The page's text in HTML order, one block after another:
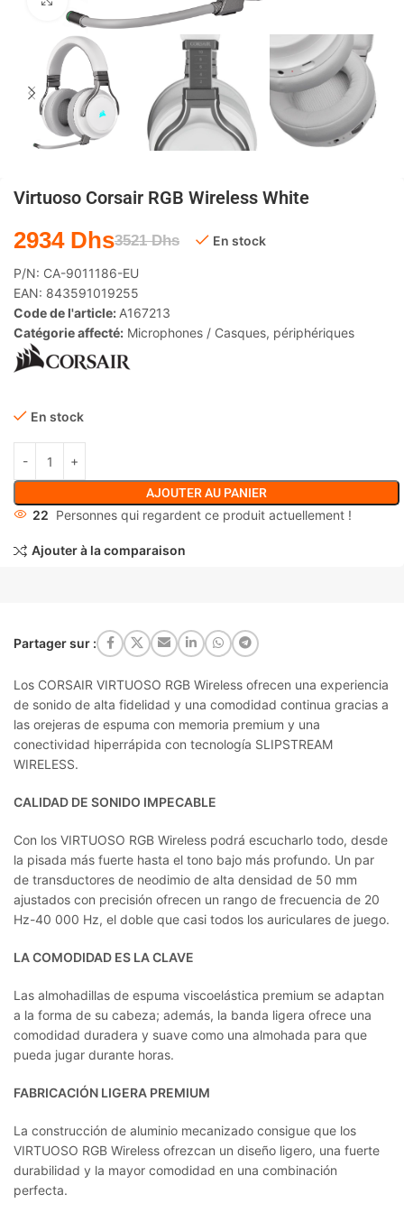
Virtuoso Corsair RGB Wireless White
3521Dhs
2934 Dhs En stock
P/N: CA-9011186-EU
EAN: 843591019255
Code de l'article: A167213
Catégorie affecté: Microphones / Casques, périphériques
En stock
AJOUTER AU PANIER
22 Personnes qui regardent ce produit actuellement !
Ajouter à la comparaison
Partager sur :
Los CORSAIR VIRTUOSO RGB Wireless ofrecen una experiencia
de sonido de alta fidelidad y una comodidad continua gracias a
las orejeras de espuma con memoria premium y una
conectividad hiperrápida con tecnología SLIPSTREAM
WIRELESS.
CALIDAD DE SONIDO IMPECABLE
Con los VIRTUOSO RGB Wireless podrá escucharlo todo, desde
la pisada más fuerte hasta el tono bajo más profundo. Un par
de transductores de neodimio de alta densidad de 50 mm
ajustados con precisión ofrecen un rango de frecuencia de 20
Hz-40 000 Hz, el doble que casi todos los auriculares de juego.
LA COMODIDAD ES LA CLAVE
Las almohadillas de espuma viscoelástica premium se adaptan
a la forma de su cabeza; además, la banda ligera ofrece una
comodidad duradera y suave como una almohada para que
pueda jugar durante horas.
FABRICACIÓN LIGERA PREMIUM
La construcción de aluminio mecanizado consigue que los
VIRTUOSO RGB Wireless ofrezcan un diseño ligero, una fuerte
durabilidad y la mayor comodidad en una combinación
perfecta.